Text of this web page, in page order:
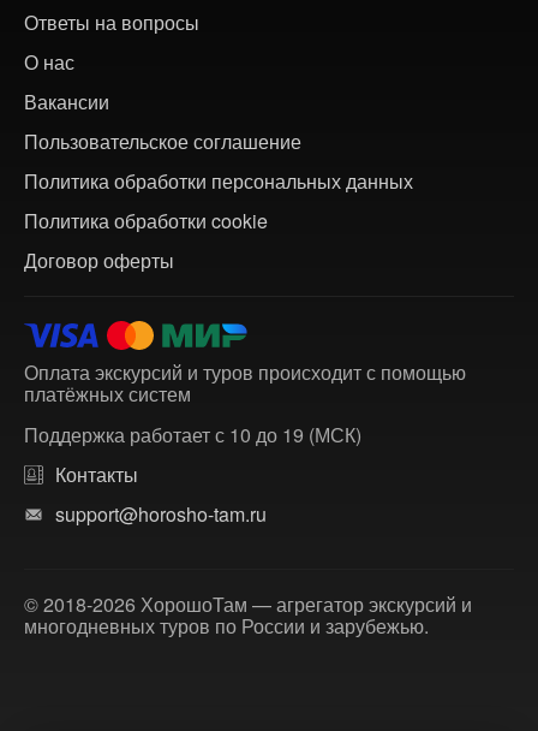
Ответы на вопросы
О нас
Вакансии
Пользовательское соглашение
Политика обработки персональных данных
Политика обработки cookie
Договор оферты
Оплата экскурсий и туров происходит с помощью
платёжных систем
Поддержка работает с 10 до 19 (МСК)
Контакты
support@horosho-tam.ru
© 2018-2026 ХорошоТам — агрегатор экскурсий и
многодневных туров по России и зарубежью.